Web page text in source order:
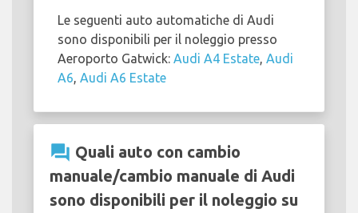
Le seguenti auto automatiche di Audi
sono disponibili per il noleggio presso
Aeroporto Gatwick: Audi A4 Estate Audi
A6 Audi A6 Estate
question_answer Quali auto con cambio
manuale/cambio manuale di Audi
sono disponibili per il noleggio su